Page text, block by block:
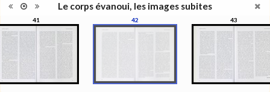
Le corps évanoui, les images subites
41 42 43